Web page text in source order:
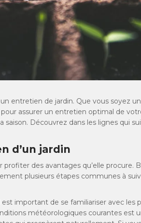
entretien de jardin. Que vous soyez
assurer un entretien optimal de
Découvrez dans les lignes qui
d’un jardin
profiter des avantages qu’elle procure.
plusieurs étapes communes à
important de se familiariser avec les
météorologiques courantes est